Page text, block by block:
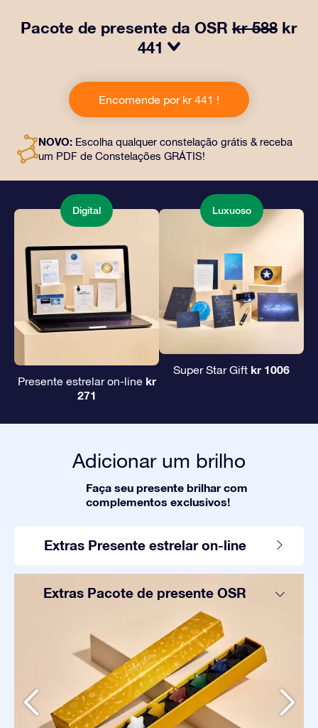
Pacote de presente da OSR kr 588 kr
441
da OSR! Esse presente inclui um lindo envelope e
documentos personalizados enviados para um
endereço de sua escolha, além de documentos digitais
mágica de oferecer um presente eterno a amigos e
entes queridos.
Encomende por kr 441 !
NOVO: Escolha qualquer constelação grátis & receba
um PDF de Constelações GRÁTIS!
Digital
Presente estrelar on-line kr
271
Luxuoso
Super Star Gift kr 1006
Adicionar um brilho
Faça seu presente brilhar com
complementos exclusivos!
Extras Presente estrelar on-line
Extras Pacote de presente OSR